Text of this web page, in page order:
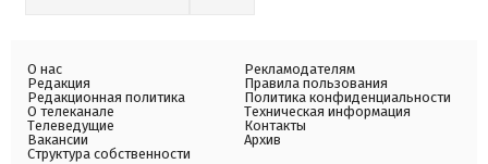
О нас
Редакция
Редакционная политика
О телеканале
Телеведущие
Вакансии
Структура собственности
Рекламодателям
Правила пользования
Политика конфиденциальности
Техническая информация
Контакты
Архив